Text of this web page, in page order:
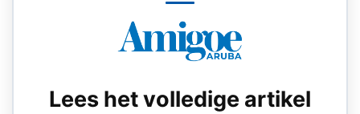
Lees het volledige artikel